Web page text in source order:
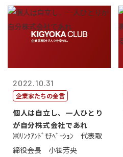
2022.10.31
企業家たちの金言
個人は自立し、一人ひとり
が自分株式会社であれ
㈱ﾘﾝｸｱﾝﾄﾞﾓﾁﾍﾞｰｼｮﾝ 代表取
締役会長 小笹芳央